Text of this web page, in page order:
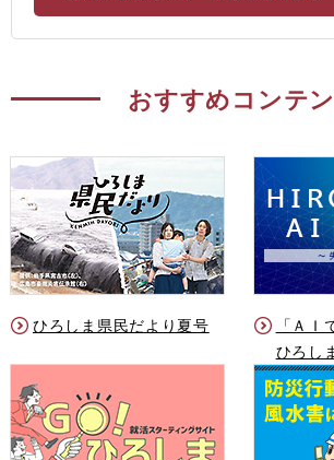
おすすめコンテ
ひろしま県民だより夏号
「ＡＩ
ひろし